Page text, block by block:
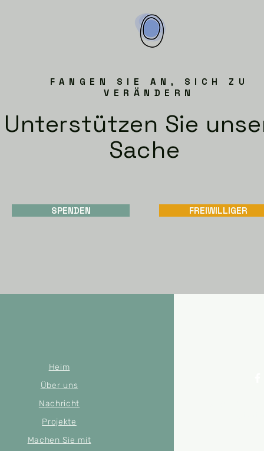
FANGEN SIE AN, SICH ZU
VERÄNDERN
Unterstützen Sie
Sache
SPENDEN FREIWILLIGER
Heim
Über uns
Nachricht
Projekte
Machen Sie mit